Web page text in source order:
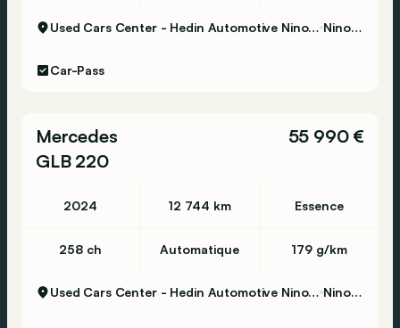
Used Cars Center - Hedin Automotive Ninove Ninove
Car-Pass
Mercedes
GLB 220
55 990 €
2024 12 744 km Essence
258 ch Automatique 179 g/km
Used Cars Center - Hedin Automotive Ninove Ninove